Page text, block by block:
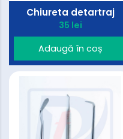
Chiureta detartraj
35 lei
Adaugă în coș